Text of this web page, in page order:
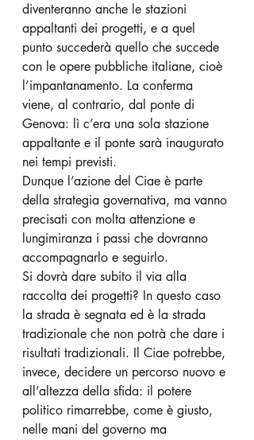
diventeranno anche le stazioni
appaltanti dei progetti, e a quel
punto succederà quello che succede
con le opere pubbliche italiane, cioè
l’impantanamento. La conferma
viene, al contrario, dal ponte di
Genova: lì c’era una sola stazione
appaltante e il ponte sarà inaugurato
nei tempi previsti.
Dunque l’azione del Ciae è parte
della strategia governativa, ma vanno
precisati con molta attenzione e
lungimiranza i passi che dovranno
accompagnarlo e seguirlo.
Si dovrà dare subito il via alla
raccolta dei progetti? In questo caso
la strada è segnata ed è la strada
tradizionale che non potrà che dare i
risultati tradizionali. Il Ciae potrebbe,
invece, decidere un percorso nuovo e
all’altezza della sfida: il potere
politico rimarrebbe, come è giusto,
nelle mani del governo ma